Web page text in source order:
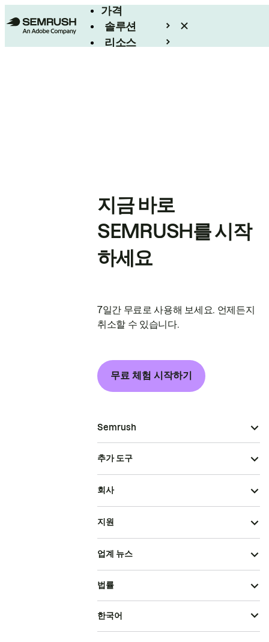
가격
솔루션
리소스
지금 바로
SEMRUSH를 시작
하세요
7일간 무료로 사용해 보세요. 언제든지
취소할 수 있습니다.
무료 체험 시작하기
Semrush
추가 도구
회사
지원
업계 뉴스
법률
한국어